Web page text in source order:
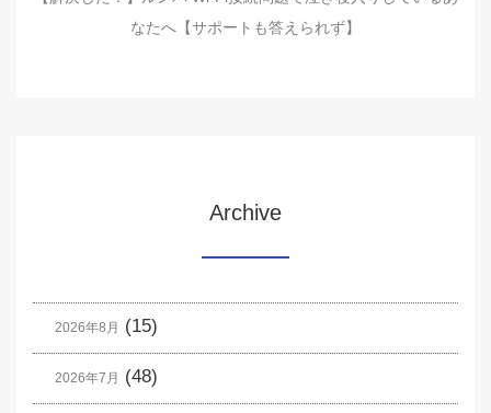
なたへ【サポートも答えられず】
Archive
2026年8月 (15)
2026年7月 (48)